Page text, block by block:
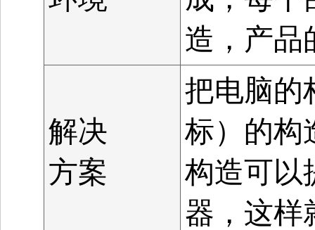
造，产品
解决
方案
把电脑的
标）的构
构造可以
器，这样